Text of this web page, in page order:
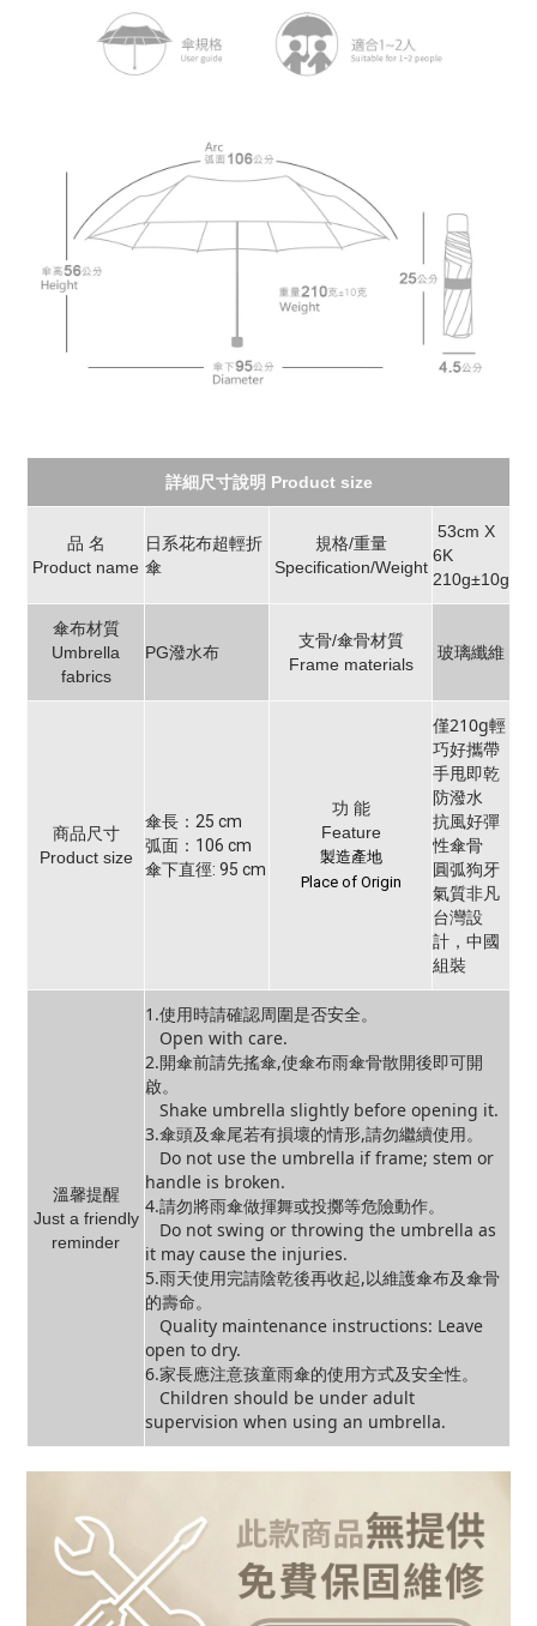
詳細尺寸說明 Product size
品 名
Product name
日系花布超輕折
傘
規格/重量
Specification/Weight
53cm X
6K
210g±10g
傘布材質
Umbrella
fabrics
PG潑水布
支骨/傘骨材質
Frame materials
玻璃纖維
商品尺寸
Product size
傘長：25 cm
弧面：106 cm
傘下直徑: 95 cm
功 能
Feature
製造產地
Place of Origin
僅210g輕
巧好攜帶
手甩即乾
防潑水
抗風好彈
性傘骨
圓弧狗牙
氣質非凡
台灣設
計，中國
組裝
溫馨提醒
Just a friendly
reminder
1.使用時請確認周圍是否安全。
Open with care.
2.開傘前請先搖傘,使傘布雨傘骨散開後即可開
啟。
Shake umbrella slightly before opening it.
3.傘頭及傘尾若有損壞的情形,請勿繼續使用。
Do not use the umbrella if frame; stem or
handle is broken.
4.請勿將雨傘做揮舞或投擲等危險動作。
Do not swing or throwing the umbrella as
it may cause the injuries.
5.雨天使用完請陰乾後再收起,以維護傘布及傘骨
的壽命。
Quality maintenance instructions: Leave
open to dry.
6.家長應注意孩童雨傘的使用方式及安全性。
Children should be under adult
supervision when using an umbrella.